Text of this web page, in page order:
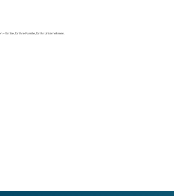
– für Sie, für Ihre Familie, für Ihr Unternehmen.